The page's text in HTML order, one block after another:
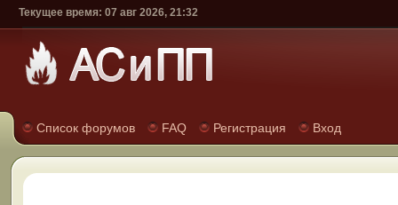
Текущее время: 07 авг 2026, 21:32
Список форумов FAQ Регистрация Вход